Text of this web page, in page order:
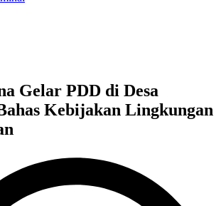
Gelar PDD di Desa
Kebijakan Lingkungan